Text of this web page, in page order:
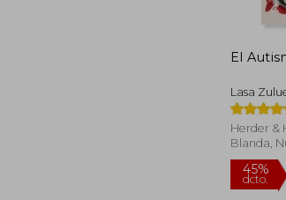
El
Lasa
Herder &
Blanda,